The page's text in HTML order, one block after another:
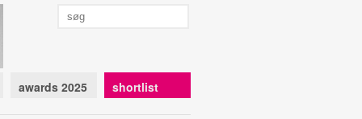
awards 2025 shortlist